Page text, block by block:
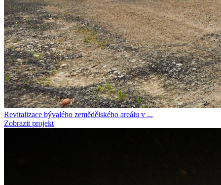
Revitalizace bývalého zemědělského areálu v ...
Zobrazit projekt